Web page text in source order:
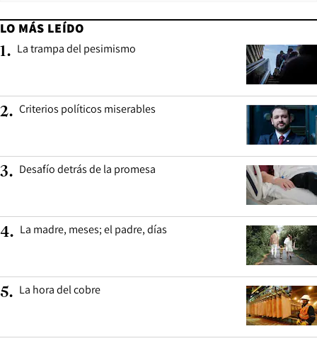
LO MÁS LEÍDO
1. La trampa del pesimismo
2. Criterios políticos miserables
3. Desafío detrás de la promesa
4. La madre, meses; el padre, días
5. La hora del cobre